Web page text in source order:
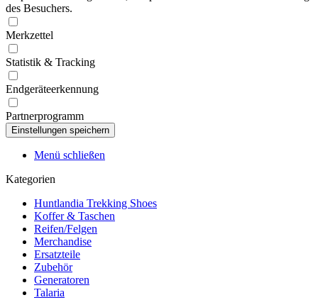
des Besuchers.
Merkzettel
Statistik & Tracking
Endgeräteerkennung
Partnerprogramm
Menü schließen
Kategorien
Huntlandia Trekking Shoes
Koffer & Taschen
Reifen/Felgen
Merchandise
Ersatzteile
Zubehör
Generatoren
Talaria